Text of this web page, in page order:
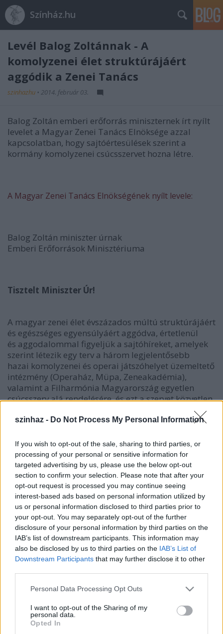
szinhaz - Do Not Process My Personal Information
If you wish to opt-out of the sale, sharing to third parties, or
processing of your personal or sensitive information for
targeted advertising by us, please use the below opt-out
section to confirm your selection. Please note that after your
opt-out request is processed you may continue seeing
interest-based ads based on personal information utilized by
us or personal information disclosed to third parties prior to
your opt-out. You may separately opt-out of the further
disclosure of your personal information by third parties on the
IAB’s list of downstream participants. This information may
also be disclosed by us to third parties on the IAB’s List of
Downstream Participants that may further disclose it to other
Please note that this website/app uses one or more Google
not limited to your visit or usage behaviour. You may click to
grant or deny consent to Google and its third-party tags to
use your data for below specified purposes in below Google
Personal Data Processing Opt Outs
I want to opt-out of the Sharing of my
personal data.
Opted In
Színház.hu
Levél Balog Zoltánnak - A
komolyzenei élet struktúrájáért
aggódik a Zenei Tanács
szinhazhu • 2014. február 03.
Balog Zoltán emberi erőforrás miniszternek írt nyílt
levelet a Magyar Zenei Tanács Elnöksége azzal
kapcsolatban, hogy sajtóértesülések szerint a
kormány komolyzenei csúcsszervet hozna létre.
A Magyar Zenei Tanács Elnökségének nyílt levele:
Balog Zoltán miniszter úrnak
Emberi Erőforrások Minisztériuma
Tisztelt Miniszter Úr!
A magyar zenei élet évszázados múltú struktúrájáért
és egészséges egyensúlyáért aggódva, értetlenül
és aggodalommal figyeljük a sajtóhíreket, amelyek
szerint létezik egy terv a három legjelentősebb
hazai komolyzenei és operai játszóhelyet üzemeltető
intézmény (Operaház, Müpa, Zeneakadémia),
valamint a Filharmónia Magyarország egyetlen
csúcsszerv alá rendelésére, és ezt a szervet közvetlen
szakmai és gazdasági irányítási jogokkal ruháznák
fel.
Ha a hírek igazak, valamennyi jelentősebb
hazai zenei élet szereplőinek partnerei és
megrendelői is egyben - egyetlen csúcsintézmény
közvetlen és teljes körű irányítása alá kerülne,
kiszolgáltatott helyzetbe hozva ezzel a hazai